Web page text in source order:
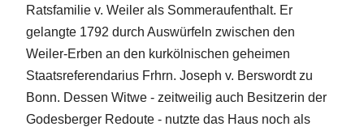
Ratsfamilie v. Weiler als Sommeraufenthalt. Er
gelangte 1792 durch Auswürfeln zwischen den
Weiler-Erben an den kurkölnischen geheimen
Staatsreferendarius Frhrn. Joseph v. Berswordt zu
Bonn. Dessen Witwe - zeitweilig auch Besitzerin der
Godesberger Redoute - nutzte das Haus noch als